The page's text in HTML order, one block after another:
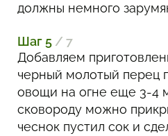
должны немного
Шаг 5 / 7
Добавляем
черный молотый перец
овощи на огне еще 3-4
сковороду можно
чеснок пустил сок и